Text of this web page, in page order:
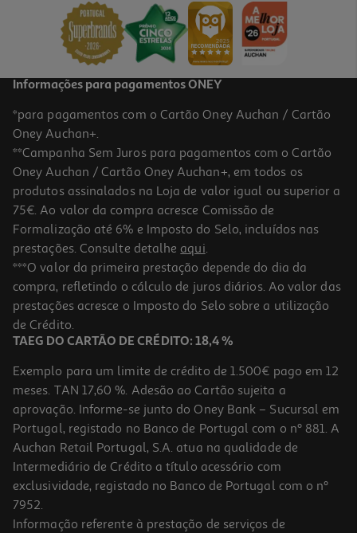
4.7
Bolachas Salutem Marinhas Chia 200g
11.95 €/Kg
2,39 €
Informações para pagamentos ONEY
*para pagamentos com o Cartão Oney Auchan / Cartão
Oney Auchan+.
**Campanha Sem Juros para pagamentos com o Cartão
Oney Auchan / Cartão Oney Auchan+, em todos os
produtos assinalados na Loja de valor igual ou superior a
75€. Ao valor da compra acresce Comissão de
Formalização até 6% e Imposto do Selo, incluídos nas
prestações. Consulte detalhe aqui.
***O valor da primeira prestação depende do dia da
compra, refletindo o cálculo de juros diários. Ao valor das
prestações acresce o Imposto do Selo sobre a utilização
de Crédito.
TAEG DO CARTÃO DE CRÉDITO: 18,4 %
Exemplo para um limite de crédito de 1.500€ pago em 12
meses. TAN 17,60 %. Adesão ao Cartão sujeita a
aprovação. Informe-se junto do Oney Bank – Sucursal em
Portugal, registado no Banco de Portugal com o nº 881. A
Auchan Retail Portugal, S.A. atua na qualidade de
Intermediário de Crédito a título acessório com
exclusividade, registado no Banco de Portugal com o nº
7952.
Informação referente à prestação de serviços de